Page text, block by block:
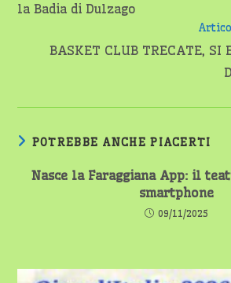
la Badia di Dulzago
BASKET CLUB TRECATE, SI
POTREBBE ANCHE PIACERTI
Nasce la Faraggiana App: il
smartphone
09/11/2025